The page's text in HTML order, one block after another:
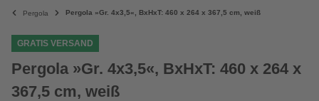
Pergola Pergola »Gr. 4x3,5«, BxHxT: 460 x 264 x 367,5 cm, weiß
GRATIS VERSAND
Pergola »Gr. 4x3,5«, BxHxT: 460 x 264 x
367,5 cm, weiß